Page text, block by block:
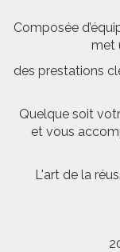
Composée
met
des prestations
Quelque soit
et vous
L'art de la